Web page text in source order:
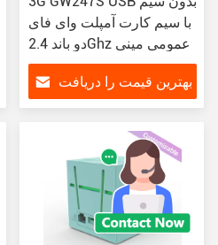
با سیم کارت آمپلت وای فای
دو باند 2.4Ghz عمومی مینی
وای فای قابل حمل
بهترین قیمت را دریافت